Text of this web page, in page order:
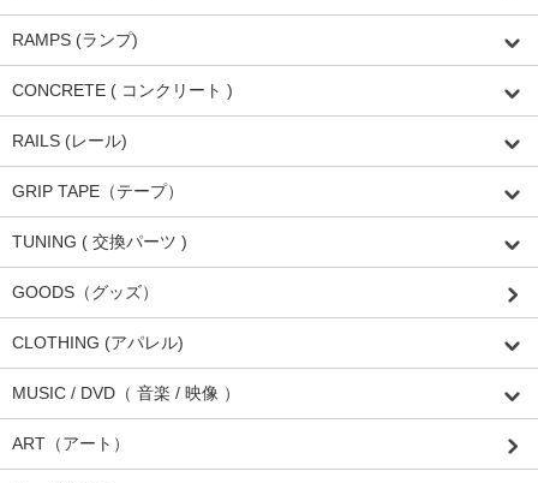
RAMPS (ランプ)
CONCRETE ( コンクリート )
RAILS (レール)
GRIP TAPE（テープ）
TUNING ( 交換パーツ )
GOODS（グッズ）
CLOTHING (アパレル)
MUSIC / DVD（ 音楽 / 映像 ）
ART（アート）